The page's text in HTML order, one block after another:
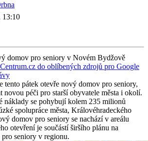
13:10
domov pro seniory v Novém Bydžově
do oblíbených zdrojů pro Google
tento pátek otevře nový domov pro seniory,
novou péči pro starší obyvatele města i okolí.
náklady se pohybují kolem 235 milionů
spolupráce města, Královéhradeckého
domov pro seniory se nachází v areálu
otevření je součástí širšího plánu na
seniory v regionu.